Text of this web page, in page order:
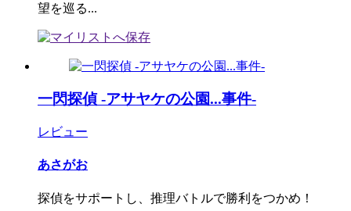
望を巡る...
一閃探偵 ‐アサヤケの公園...事件‐
レビュー
あさがお
探偵をサポートし、推理バトルで勝利をつかめ！